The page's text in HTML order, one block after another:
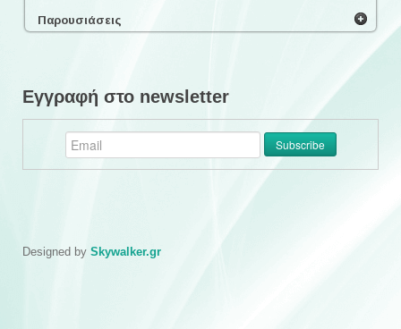
Παρουσιάσεις
Εγγραφή στο newsletter
Designed by Skywalker.gr